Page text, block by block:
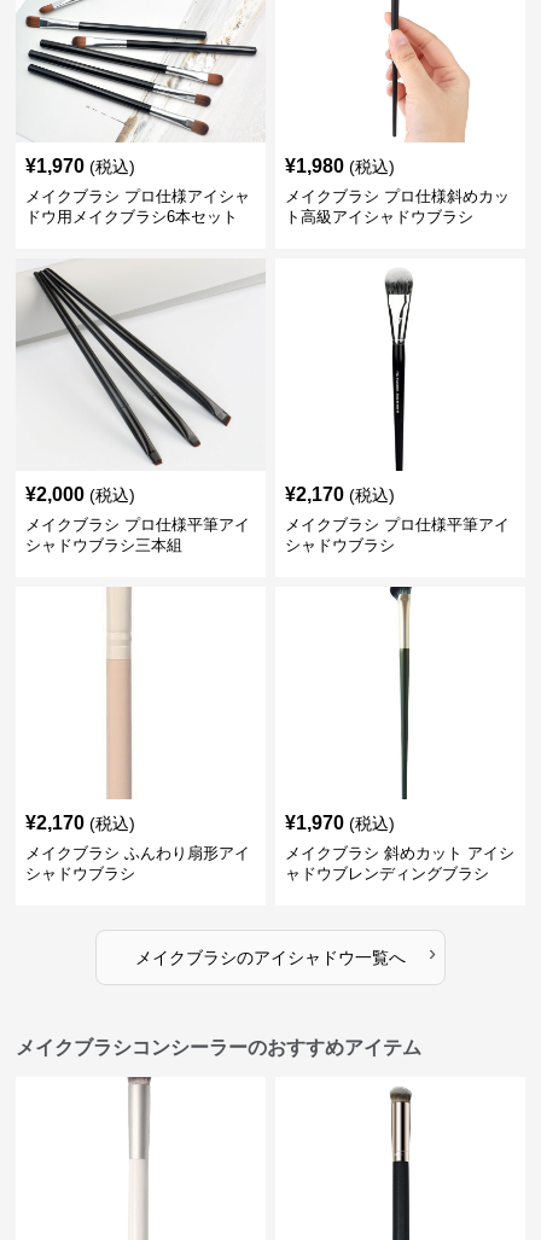
¥1,970 (税込)
メイクブラシ プロ仕様アイシャ
ドウ用メイクブラシ6本セット
¥1,980 (税込)
メイクブラシ プロ仕様斜めカッ
ト高級アイシャドウブラシ
¥2,000 (税込)
メイクブラシ プロ仕様平筆アイ
シャドウブラシ三本組
¥2,170 (税込)
メイクブラシ プロ仕様平筆アイ
シャドウブラシ
¥2,170 (税込)
メイクブラシ ふんわり扇形アイ
シャドウブラシ
¥1,970 (税込)
メイクブラシ 斜めカット アイシ
ャドウブレンディングブラシ
メイクブラシのアイシャドウ一覧へ ›
メイクブラシコンシーラーのおすすめアイテム